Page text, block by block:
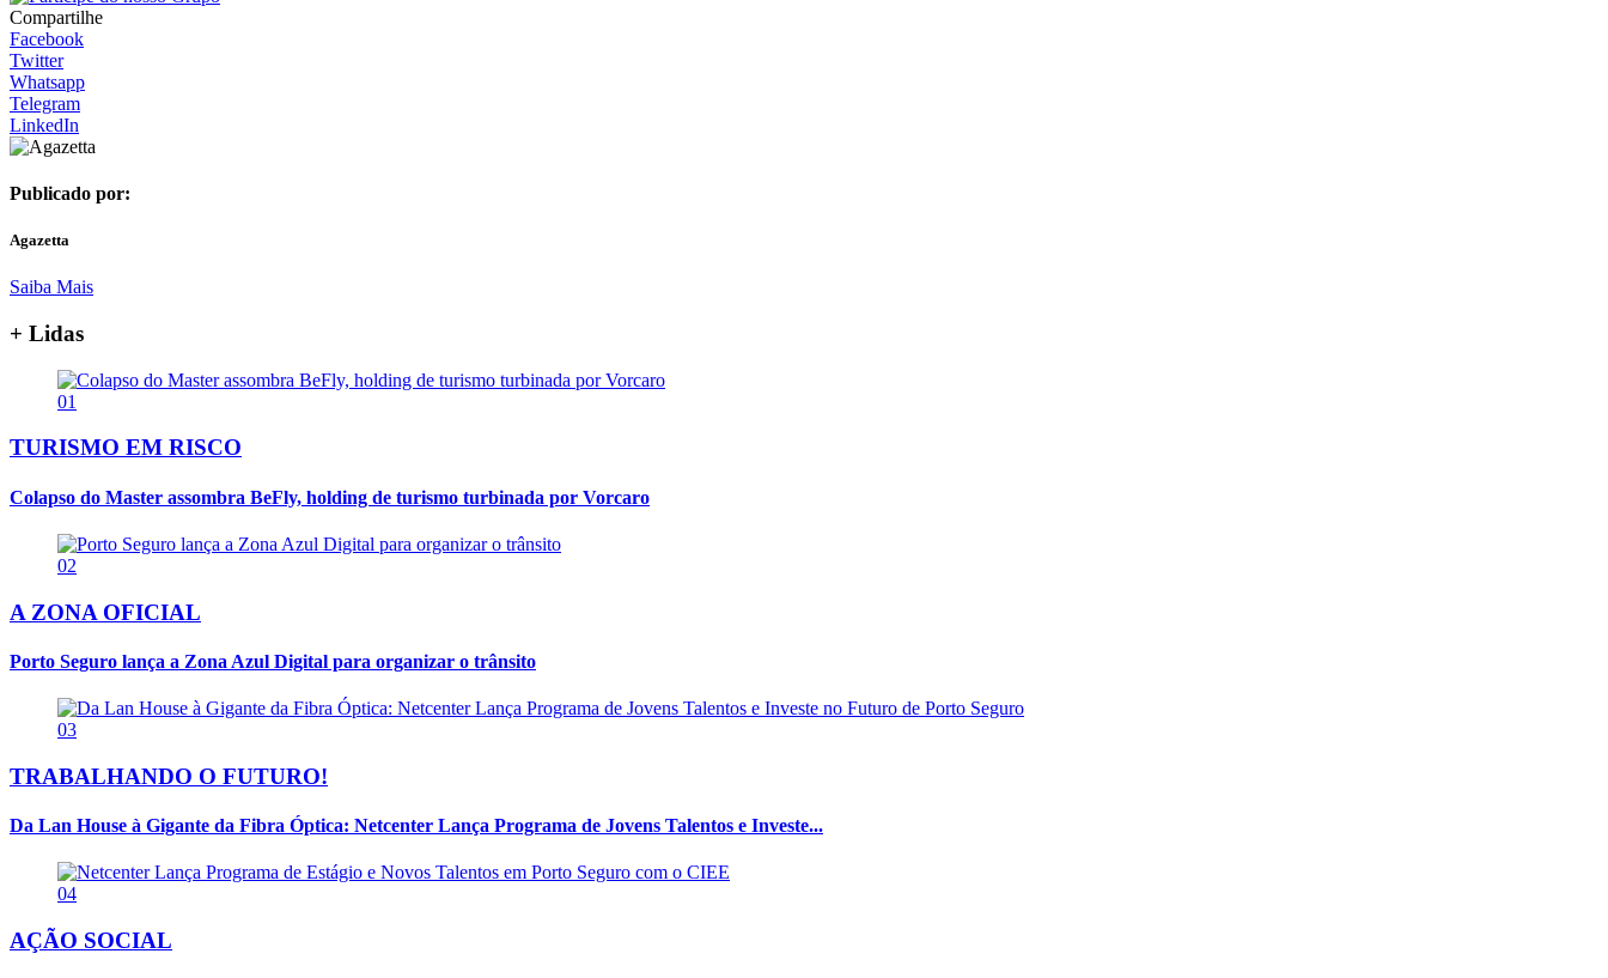
Compartilhe
Facebook
Twitter
Whatsapp
Telegram
LinkedIn
Publicado por:
Agazetta
Saiba Mais
+ Lidas
01
TURISMO EM RISCO
Colapso do Master assombra BeFly, holding de turismo turbinada por Vorcaro
02
A ZONA OFICIAL
Porto Seguro lança a Zona Azul Digital para organizar o trânsito
03
TRABALHANDO O FUTURO!
Da Lan House à Gigante da Fibra Óptica: Netcenter Lança Programa de Jovens Talentos e Investe...
04
AÇÃO SOCIAL